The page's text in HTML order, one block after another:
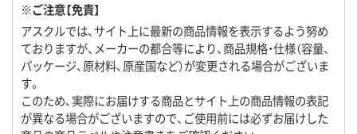
※ご注意【免責】
アスクルでは、サイト上に最新の商品情報を表示するよう努め
ておりますが、メーカーの都合等により、商品規格・仕様（容量、
パッケージ、原材料、原産国など）が変更される場合がございま
す。
このため、実際にお届けする商品とサイト上の商品情報の表記
が異なる場合がございますので、ご使用前には必ずお届けした